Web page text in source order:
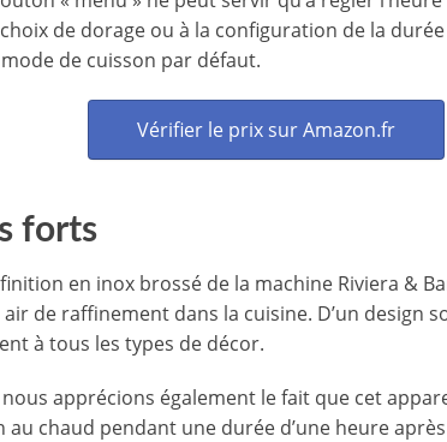
de dorage ou à la configuration de la
de cuisson par défaut.
Vérifier le prix sur Amazon.fr
forts
en inox brossé de la machine Riviera &
air de raffinement dans la cuisine. D’un design
à tous les types de décor.
apprécions également le fait que cet
chaud pendant une durée d’une heure